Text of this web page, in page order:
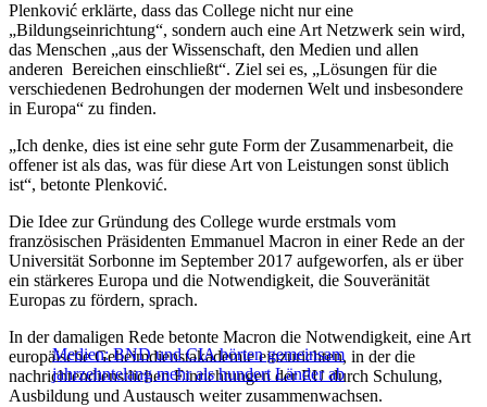
Plenković erklärte, dass das College nicht nur eine
„Bildungseinrichtung“, sondern auch eine Art Netzwerk sein wird,
das Menschen „aus der Wissenschaft, den Medien und allen
anderen Bereichen einschließt“. Ziel sei es, „Lösungen für die
verschiedenen Bedrohungen der modernen Welt und insbesondere
in Europa“ zu finden.
„Ich denke, dies ist eine sehr gute Form der Zusammenarbeit, die
offener ist als das, was für diese Art von Leistungen sonst üblich
ist“, betonte Plenković.
Die Idee zur Gründung des College wurde erstmals vom
französischen Präsidenten Emmanuel Macron in einer Rede an der
Universität Sorbonne im September 2017 aufgeworfen, als er über
ein stärkeres Europa und die Notwendigkeit, die Souveränität
Europas zu fördern, sprach.
Medien: BND und CIA hörten gemeinsam
jahrzehntelang mehr als hundert Länder ab
In der damaligen Rede betonte Macron die Notwendigkeit, eine Art
europäische Geheimdienstakademie einzurichten, in der die
nachrichtendienstlichen Einrichtungen der EU durch Schulung,
Ausbildung und Austausch weiter zusammenwachsen.